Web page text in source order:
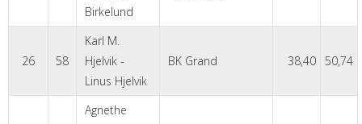
Birkelund
26 58
Karl M.
Hjelvik -
Linus Hjelvik
BK Grand 38,40 50,74
Agnethe